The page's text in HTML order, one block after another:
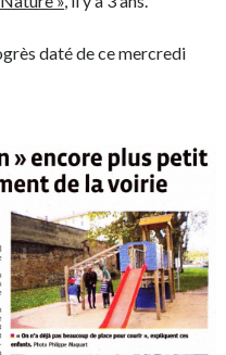
toute personnelle
toute personnelle
ma vélorution toute
daté de ce mercredi